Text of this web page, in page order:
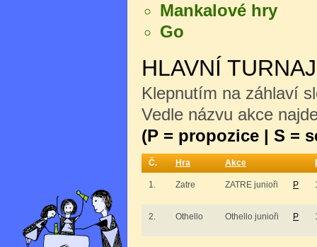
Mankalové hry
Go
HLAVNÍ
Klepnutím na záhlaví
Vedle názvu akce
(P = propozice | S =
Č. Hra Akce
1. Zatre ZATRE junioři P
2. Othello Othello junioři P